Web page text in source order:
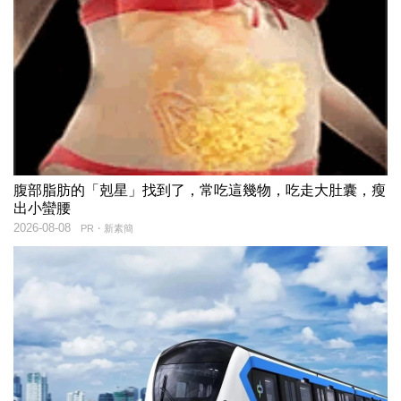
腹部脂肪的「剋星」找到了，常吃這幾物，吃走大肚囊，瘦
出小蠻腰
PR・新素簡
2026-08-08